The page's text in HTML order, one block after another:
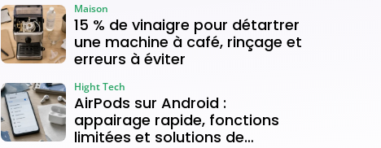
15 % de vinaigre pour détartrer
une machine à café, rinçage et
erreurs à éviter
Maison
AirPods sur Android :
appairage rapide, fonctions
limitées et solutions de
Hight Tech